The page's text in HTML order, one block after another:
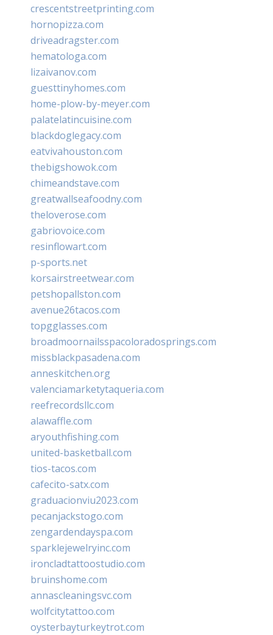
crescentstreetprinting.com
hornopizza.com
driveadragster.com
hematologa.com
lizaivanov.com
guesttinyhomes.com
home-plow-by-meyer.com
palatelatincuisine.com
blackdoglegacy.com
eatvivahouston.com
thebigshowok.com
chimeandstave.com
greatwallseafoodny.com
theloverose.com
gabriovoice.com
resinflowart.com
p-sports.net
korsairstreetwear.com
petshopallston.com
avenue26tacos.com
topgglasses.com
broadmoornailsspacoloradosprings.com
missblackpasadena.com
anneskitchen.org
valenciamarketytaqueria.com
reefrecordsllc.com
alawaffle.com
aryouthfishing.com
united-basketball.com
tios-tacos.com
cafecito-satx.com
graduacionviu2023.com
pecanjackstogo.com
zengardendayspa.com
sparklejewelryinc.com
ironcladtattoostudio.com
bruinshome.com
annascleaningsvc.com
wolfcitytattoo.com
oysterbayturkeytrot.com